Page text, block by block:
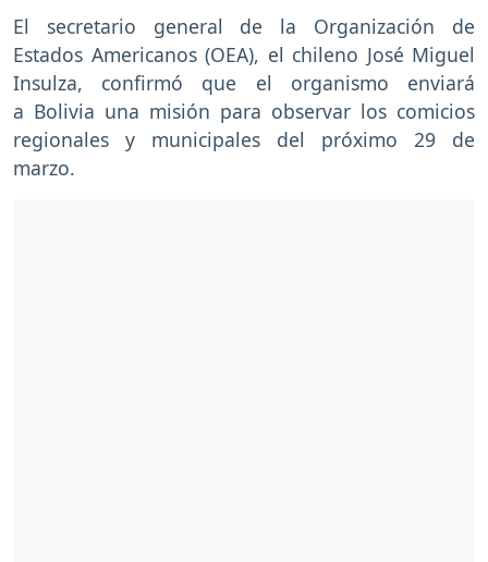
El secretario general de la Organización de
Estados Americanos (OEA), el chileno José Miguel
Insulza, confirmó que el organismo enviará
a Bolivia una misión para observar los comicios
regionales y municipales del próximo 29 de
marzo.